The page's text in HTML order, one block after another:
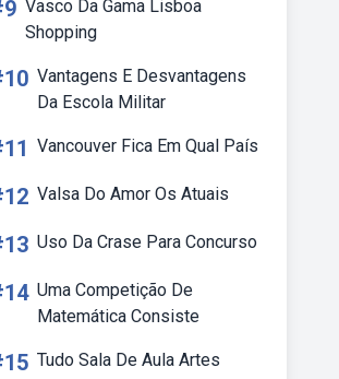
Vasco Da Gama Lisboa
Shopping
Vantagens E Desvantagens
Da Escola Militar
Vancouver Fica Em Qual País
Valsa Do Amor Os Atuais
Uso Da Crase Para Concurso
Uma Competição De
Matemática Consiste
Tudo Sala De Aula Artes